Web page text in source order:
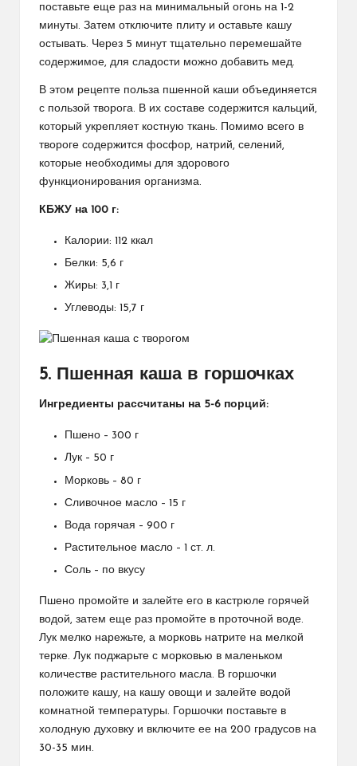
поставьте еще раз на минимальный огонь на 1-2
минуты. Затем отключите плиту и оставьте кашу
остывать. Через 5 минут тщательно перемешайте
содержимое, для сладости можно добавить мед.
В этом рецепте польза пшенной каши объединяется
с пользой творога. В их составе содержится кальций,
который укрепляет костную ткань. Помимо всего в
твороге содержится фосфор, натрий, селений,
которые необходимы для здорового
функционирования организма.
КБЖУ на 100 г:
Калории: 112 ккал
Белки: 5,6 г
Жиры: 3,1 г
Углеводы: 15,7 г
5. Пшенная каша в горшочках
Ингредиенты рассчитаны на 5-6 порций:
Пшено – 300 г
Лук – 50 г
Морковь – 80 г
Сливочное масло – 15 г
Вода горячая – 900 г
Растительное масло – 1 ст. л.
Соль – по вкусу
Пшено промойте и залейте его в кастрюле горячей
водой, затем еще раз промойте в проточной воде.
Лук мелко нарежьте, а морковь натрите на мелкой
терке. Лук поджарьте с морковью в маленьком
количестве растительного масла. В горшочки
положите кашу, на кашу овощи и залейте водой
комнатной температуры. Горшочки поставьте в
холодную духовку и включите ее на 200 градусов на
30-35 мин.